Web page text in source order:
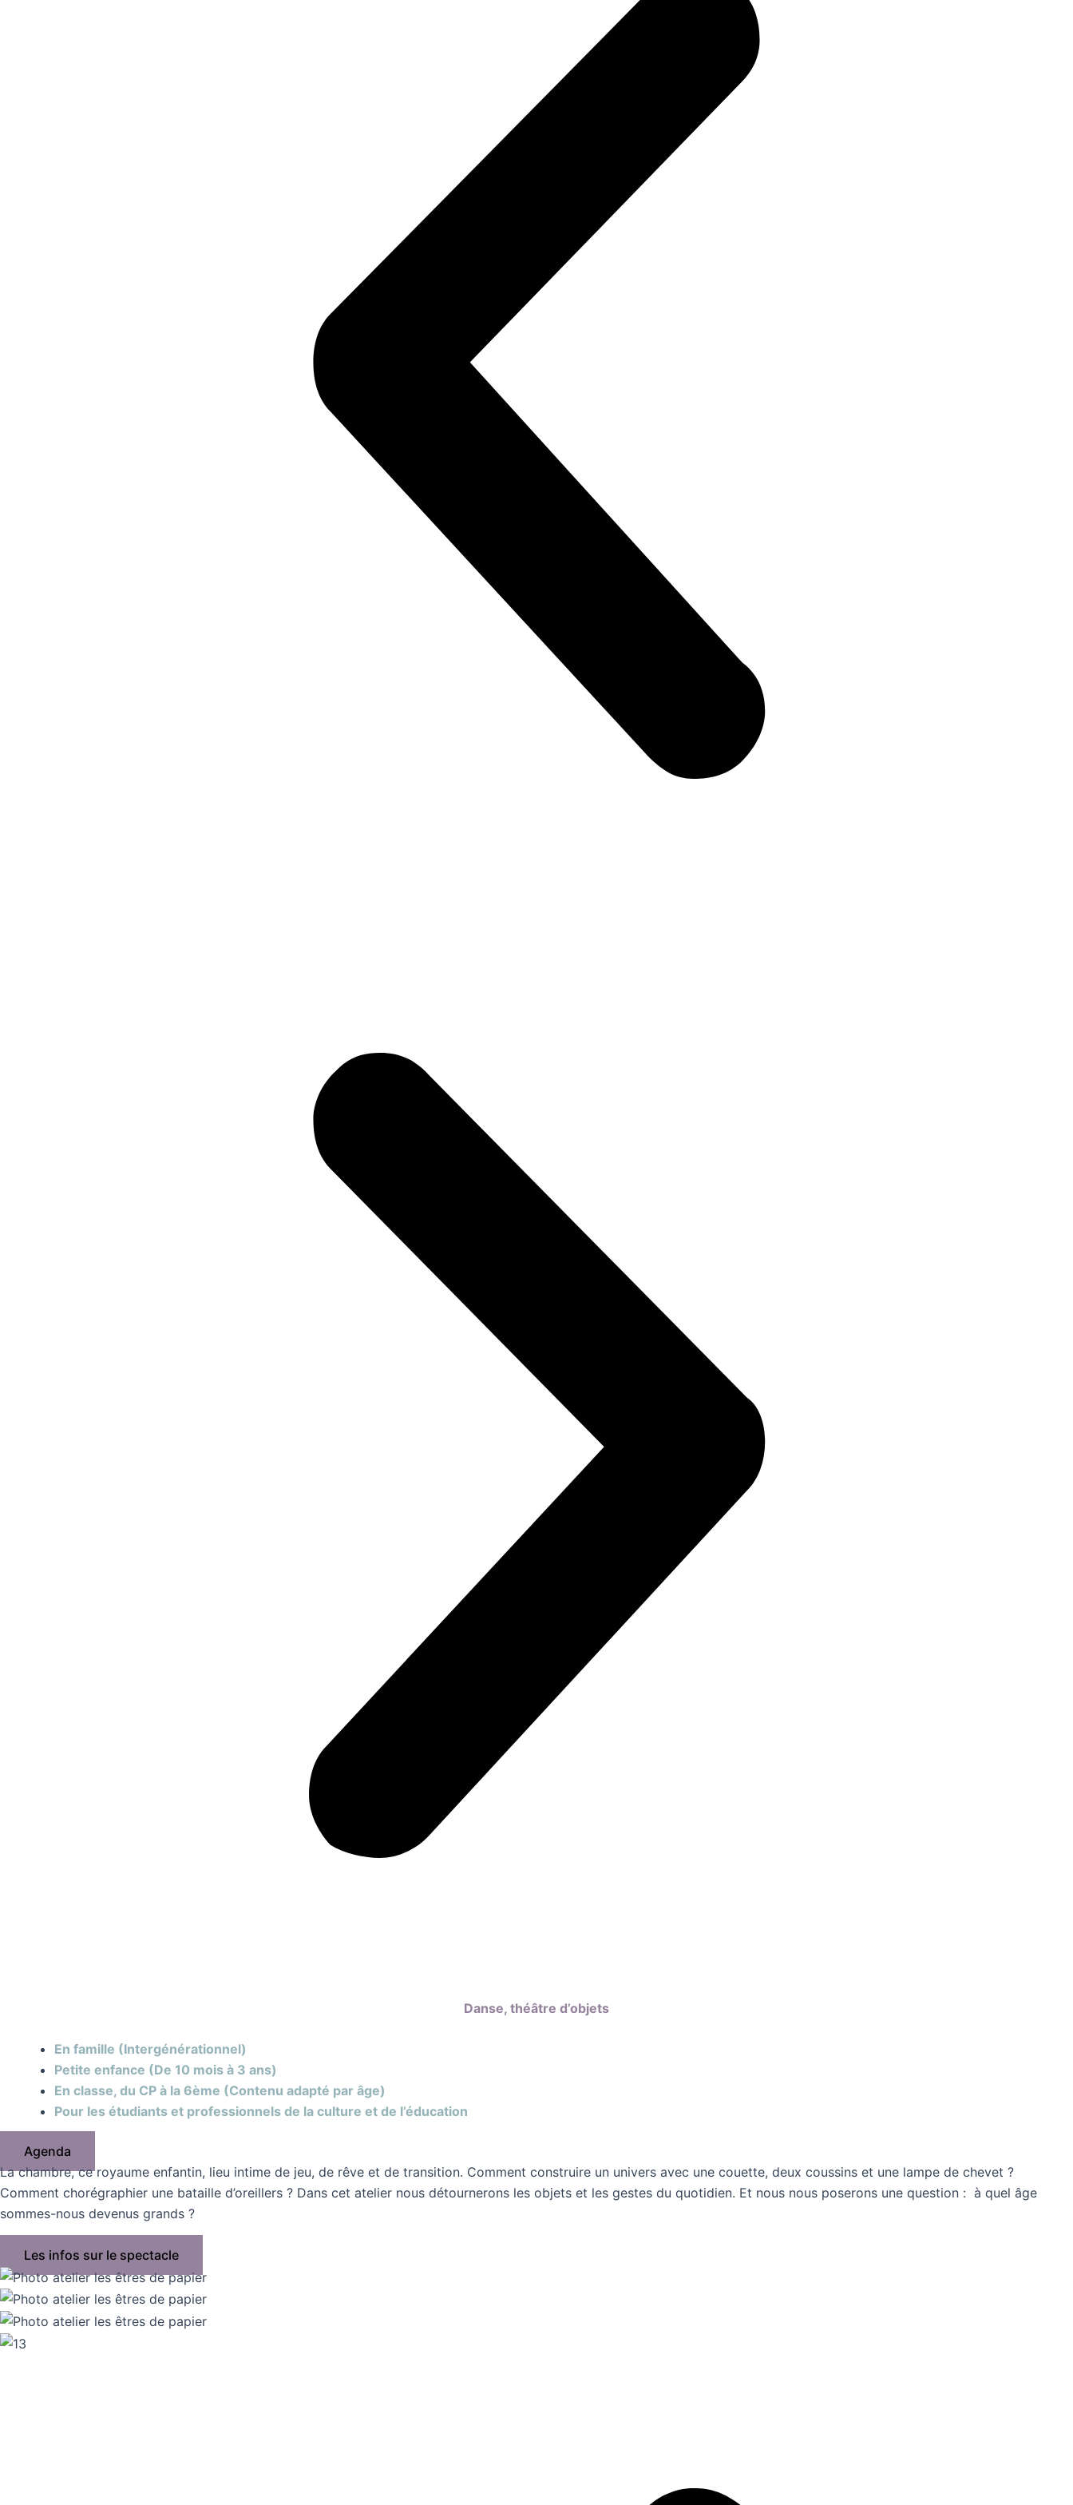
Danse, théâtre d’objets
En famille (Intergénérationnel)
Petite enfance (De 10 mois à 3 ans)
En classe, du CP à la 6ème (Contenu adapté par âge)
Pour les étudiants et professionnels de la culture et de l’éducation
Agenda
La chambre, ce royaume enfantin, lieu intime de jeu, de rêve et de transition. Comment construire un univers avec une couette, deux coussins et une lampe de chevet ?
Comment chorégraphier une bataille d’oreillers ? Dans cet atelier nous détournerons les objets et les gestes du quotidien. Et nous nous poserons une question : à quel âge
sommes-nous devenus grands ?
Les infos sur le spectacle